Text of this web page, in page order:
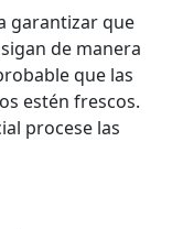
garantizar que
de manera
que las
estén frescos.
procese las